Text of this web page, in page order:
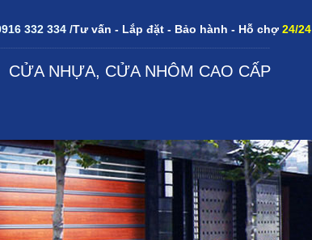
332 334 /Tư vấn - Lắp đặt - Bảo hành - Hỗ chợ 24/24
CỬA NHỰA, CỬA NHÔM CAO CẤP